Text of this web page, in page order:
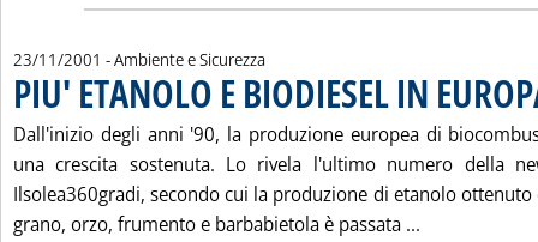
23/11/2001 - Ambiente e Sicurezza
PIU' ETANOLO E BIODIESEL IN
Dall'inizio degli anni '90, la produzione europea di
una crescita sostenuta. Lo rivela l'ultimo numero della
Ilsolea360gradi, secondo cui la produzione di etanolo
grano, orzo, frumento e barbabietola è passata ...